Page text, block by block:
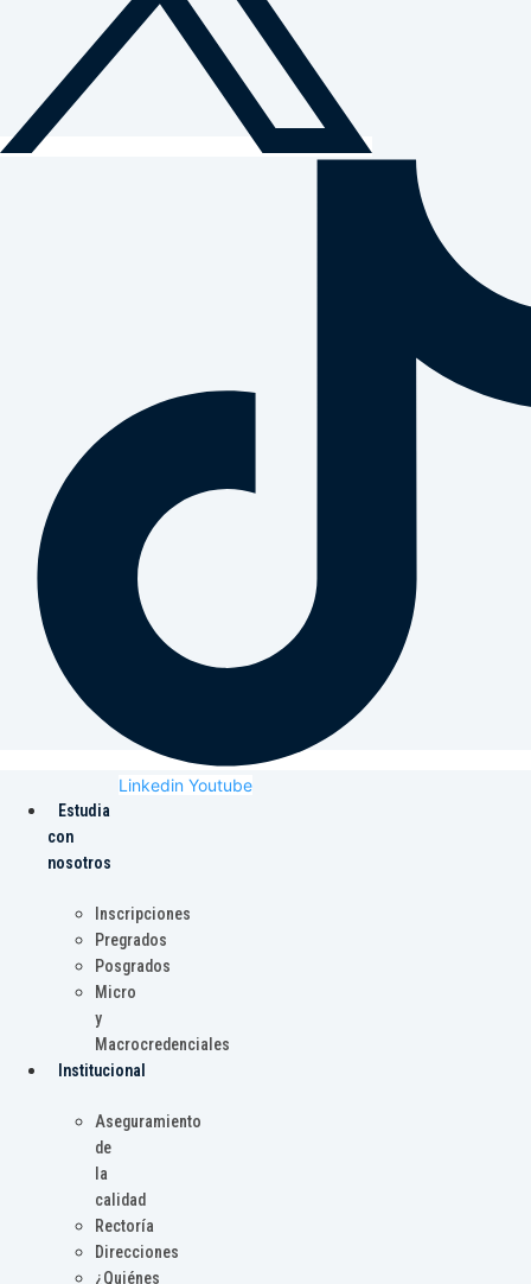
Linkedin Youtube
Estudia
con
nosotros
Inscripciones
Pregrados
Posgrados
Micro
y
Macrocredenciales
Institucional
Aseguramiento
de
la
calidad
Rectoría
Direcciones
¿Quiénes